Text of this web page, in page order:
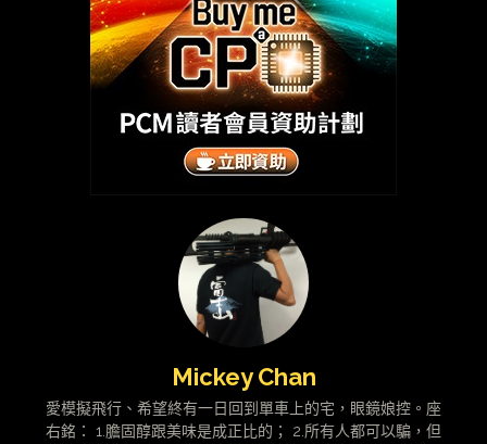
Mickey Chan
愛模擬飛行、希望終有一日回到單車上的宅，眼鏡娘控。座
右銘： 1.膽固醇跟美味是成正比的； 2.所有人都可以騙，但